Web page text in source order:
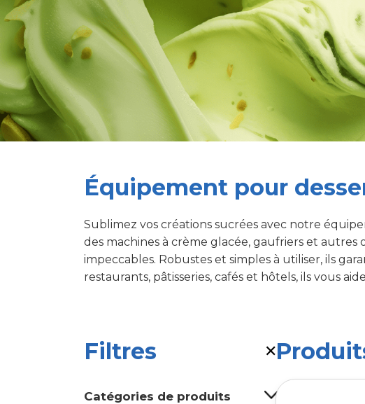
Équipement pour
Sublimez vos créations sucrées avec notre
des machines à crème glacée, gaufriers et
impeccables. Robustes et simples à utiliser, ils
restaurants, pâtisseries, cafés et hôtels, ils vous
Filtres ✕
Catégories de produits